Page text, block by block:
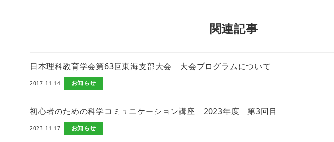
関連記事
日本理科教育学会第63回東海支部大会 大会プログラムについて
2017-11-14 お知らせ
初心者のための科学コミュニケーション講座 2023年度 第3回目
2023-11-17 お知らせ